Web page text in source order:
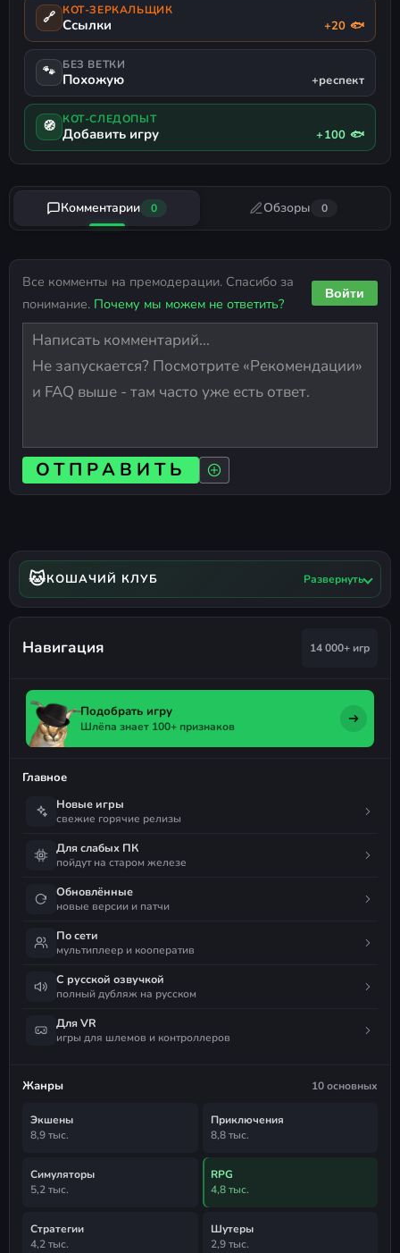
🔗 КОТ-ЗЕРКАЛЬЩИК
Ссылки +20 🐟
🐾 БЕЗ ВЕТКИ
Похожую +респект
🧭 КОТ-СЛЕДОПЫТ
Добавить игру +100 🐟
Комментарии 0 Обзоры 0
Все комменты на премодерации. Спасибо за
понимание. Почему мы можем не ответить?
Войти
ОТПРАВИТЬ
🐱КОШАЧИЙ КЛУБ Развернуть
Навигация 14 000+ игр
Подобрать игру
Шлёпа знает 100+ признаков
Главное
Новые игры
свежие горячие релизы
Для слабых ПК
пойдут на старом железе
Обновлённые
новые версии и патчи
По сети
мультиплеер и кооператив
С русской озвучкой
полный дубляж на русском
Для VR
игры для шлемов и контроллеров
Жанры 10 основных
Экшены
8,9 тыс.
Приключения
8,8 тыс.
Симуляторы
5,2 тыс.
RPG
4,8 тыс.
Стратегии
4,2 тыс.
Шутеры
2,9 тыс.